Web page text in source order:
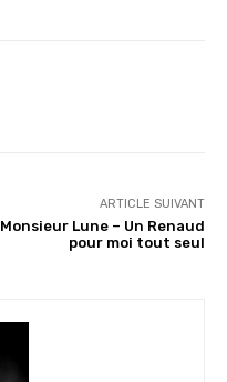
ARTICLE SUIVANT
Monsieur Lune – Un Renaud
pour moi tout seul